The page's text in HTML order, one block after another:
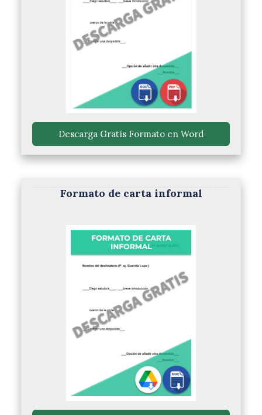
Descarga Gratis Formato en Word
Formato de carta informal